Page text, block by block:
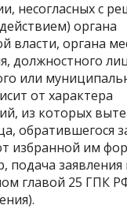
несогласных с
органа
власти, органа
должностного
или
от характера
из которых
обратившегося
избранной им
подача заявления
главой 25 ГПК